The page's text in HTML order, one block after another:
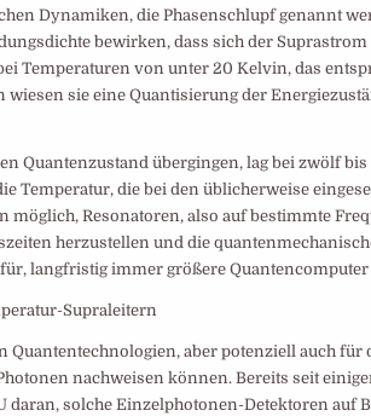
Dynamiken, die Phasenschlupf genannt
bewirken, dass sich der
Temperaturen von unter 20 Kelvin, das
sie eine Quantisierung der
Quantenzustand übergingen, lag bei zwölf
Temperatur, die bei den üblicherweise
Resonatoren, also auf bestimmte
herzustellen und die
langfristig immer größere
Supraleitern
Quantentechnologien, aber potenziell auch für
nachweisen können. Bereits seit
daran, solche Einzelphotonen-Detektoren auf